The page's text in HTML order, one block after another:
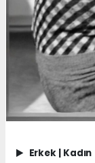
Erkek | Kadın